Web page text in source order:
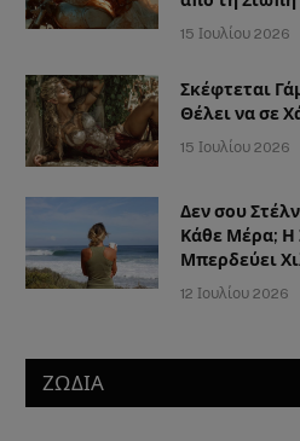
15 Ιουλίου 2026
Σκέφτεται
Θέλει να σε
15 Ιουλίου 2026
Δεν σου
Κάθε Μέρα; Η
Μπερδεύει
12 Ιουλίου 2026
ΖΩΔΙΑ